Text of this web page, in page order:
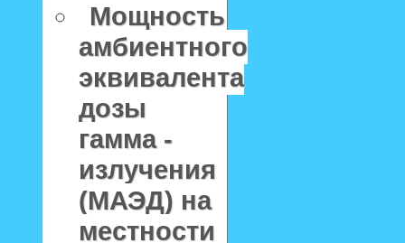
Мощность
амбиентного
эквивалента
дозы
гамма -
излучения
(МАЭД) на
местности